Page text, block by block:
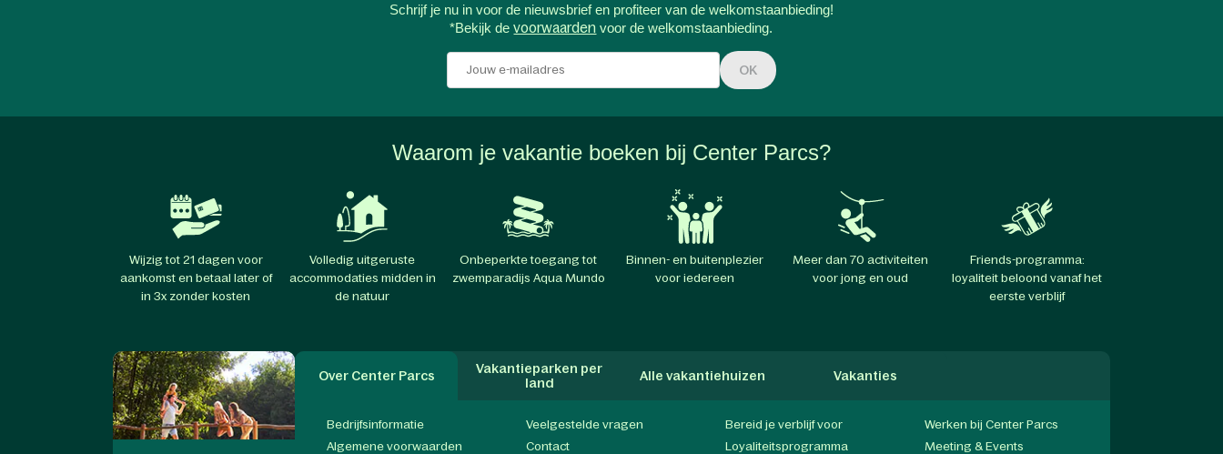
Schrijf je nu in voor de nieuwsbrief en profiteer van de welkomstaanbieding!
*Bekijk devoorwaarden voor de welkomstaanbieding.
OK
Waarom je vakantie boeken bij Center Parcs?
Wijzig tot 21 dagen voor
aankomst en betaal later of
in 3x zonder kosten
Volledig uitgeruste
accommodaties midden in
de natuur
Onbeperkte toegang tot
zwemparadijs Aqua Mundo
Binnen- en buitenplezier
voor iedereen
Meer dan 70 activiteiten
voor jong en oud
Friends-programma:
loyaliteit beloond vanaf het
eerste verblijf
Over Center Parcs
Vakantieparken per
land
Alle vakantiehuizen Vakanties
Bedrijfsinformatie
Algemene voorwaarden
Veelgestelde vragen
Contact
Bereid je verblijf voor
Loyaliteitsprogramma
Werken bij Center Parcs
Meeting & Events